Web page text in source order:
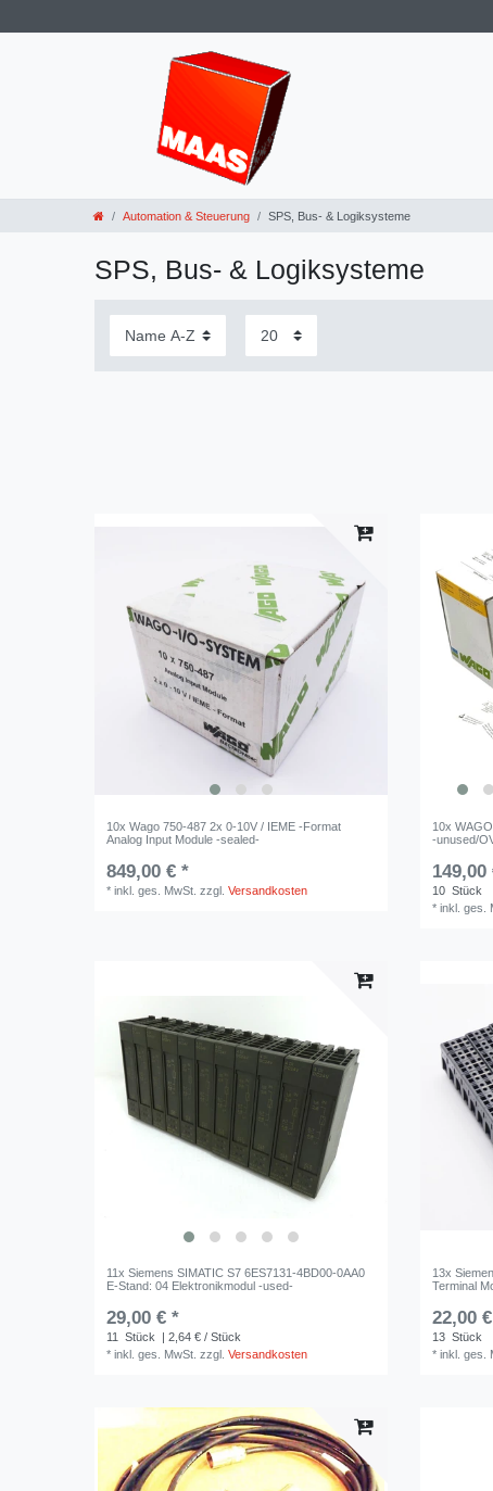
Automation & Steuerung SPS, Bus- & Logiksysteme
SPS, Bus- & Logiksysteme
10x Wago 750-487 2x 0-10V / IEME -Format
Analog Input Module -sealed-
849,00 € *
*inkl. ges. MwSt. zzgl.Versandkosten
10x
-unused/
149,00
10 Stück
*inkl. ges.
11x Siemens SIMATIC S7 6ES7131-4BD00-0AA0
E-Stand: 04 Elektronikmodul -used-
29,00 € *
11 Stück
| 2,64 € / Stück
*inkl. ges. MwSt. zzgl.Versandkosten
13x
Terminal
22,00
13 Stück
*inkl. ges.